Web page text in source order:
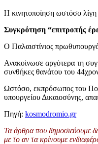
Η κινητοποίηση ωστόσο
Συγκρότηση “επιτροπής
Ο Παλαιστίνιος
Ανακοίνωσε αργότερα τη
συνθήκες θανάτου του
Ωστόσο, εκπρόσωπος του
υπουργείου Δικαιοσύνης,
Πηγή: kosmodromio.gr
Τα άρθρα που δημοσιεύουμε
με το αν τα κρίνουμε